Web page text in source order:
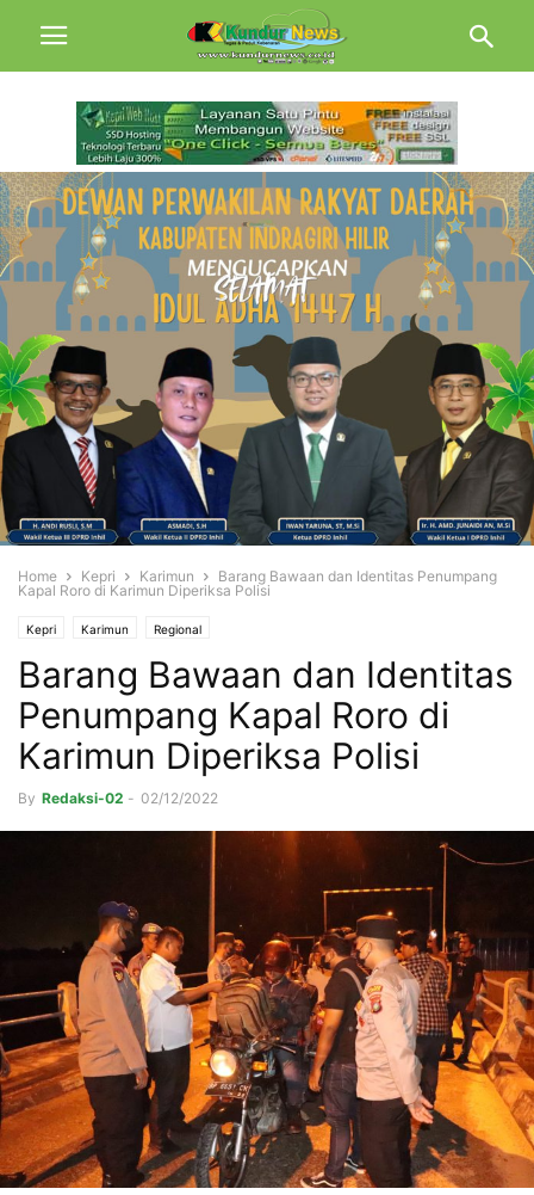
Home Kepri Karimun
Barang Bawaan dan Identitas Penumpang
Kapal Roro di Karimun Diperiksa Polisi
Kepri Karimun Regional
Barang Bawaan dan Identitas
Penumpang Kapal Roro di
Karimun Diperiksa Polisi
By Redaksi-02 - 02/12/2022